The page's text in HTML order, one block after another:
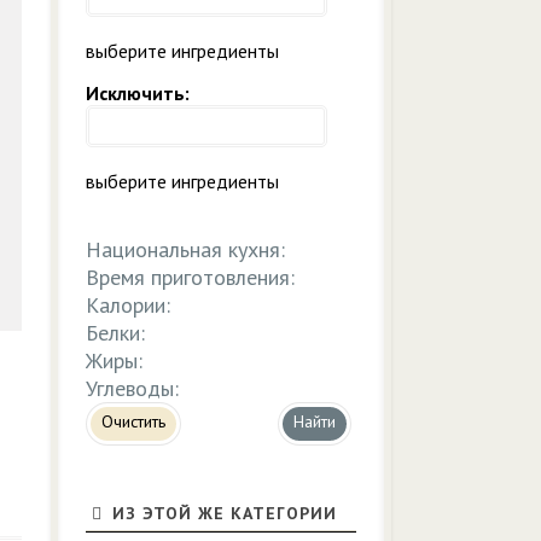
выберите ингредиенты
Исключить:
выберите ингредиенты
Национальная кухня:
Время приготовления:
Калории:
Белки:
Жиры:
Углеводы:
Очистить
ИЗ ЭТОЙ ЖЕ КАТЕГОРИИ